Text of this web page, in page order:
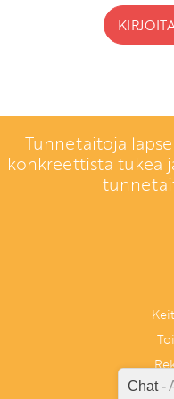
Tunnetaitoja
konkreettista tukea
Chat -